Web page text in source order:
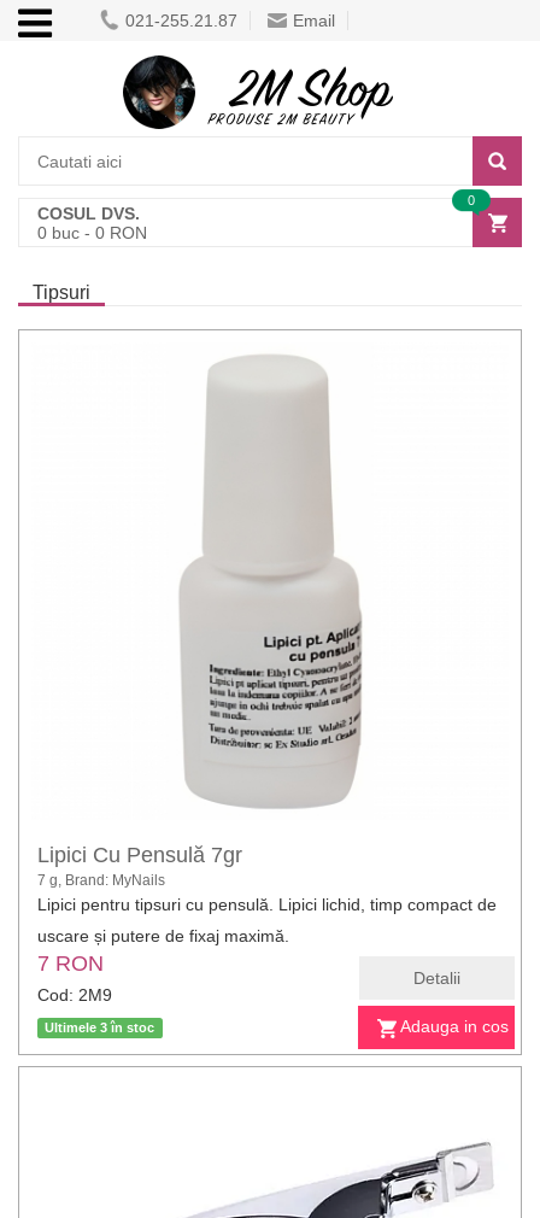
021-255.21.87 Email
COSUL DVS.
0 buc - 0 RON
0
Tipsuri
Adauga in cos
Detalii
Lipici Cu Pensulă 7gr
7 g, Brand: MyNails
Lipici pentru tipsuri cu pensulă. Lipici lichid, timp compact de
uscare și putere de fixaj maximă.
7 RON
Cod: 2M9
Ultimele 3 în stoc